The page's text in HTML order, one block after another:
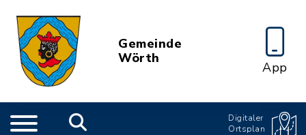
Gemeinde
Wörth
App
Digitaler
Ortsplan